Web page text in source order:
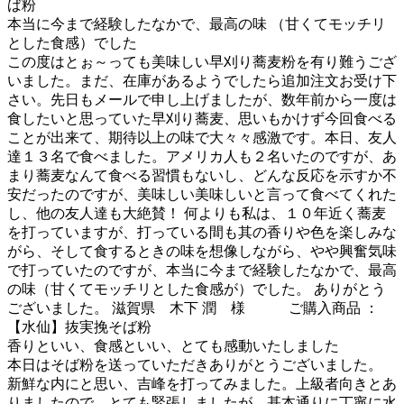
ば粉
本当に今まで経験したなかで、最高の味 （甘くてモッチリ
とした食感）でした
この度はとぉ～っても美味しい早刈り蕎麦粉を有り難うござ
いました。まだ、在庫があるようでしたら追加注文お受け下
さい。先日もメールで申し上げましたが、数年前から一度は
食したいと思っていた早刈り蕎麦、思いもかけず今回食べる
ことが出来て、期待以上の味で大々々感激です。本日、友人
達１３名で食べました。アメリカ人も２名いたのですが、あ
まり蕎麦なんて食べる習慣もないし、どんな反応を示すか不
安だったのですが、美味しい美味しいと言って食べてくれた
し、他の友人達も大絶賛！ 何よりも私は、１０年近く蕎麦
を打っていますが、打っている間も其の香りや色を楽しみな
がら、そして食するときの味を想像しながら、やや興奮気味
で打っていたのですが、本当に今まで経験したなかで、最高
の味（甘くてモッチリとした食感が）でした。 ありがとう
ございました。 滋賀県 木下 潤 様 ご購入商品 ：
【水仙】抜実挽そば粉
香りといい、食感といい、とても感動いたしました
本日はそば粉を送っていただきありがとうございました。
新鮮な内にと思い、吉峰を打ってみました。上級者向きとあ